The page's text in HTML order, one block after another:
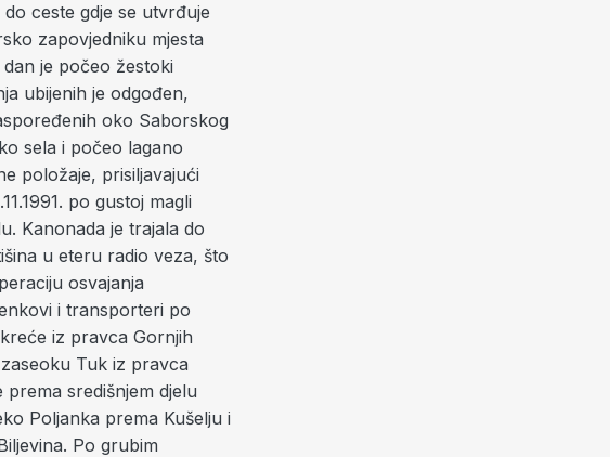
ceste gdje se utvrđuje
zapovjedniku mjesta
je počeo žestoki
ubijenih je odgođen,
oko Saborskog
sela i počeo lagano
položaje, prisiljavajući
po gustoj magli
Kanonada je trajala do
u eteru radio veza, što
osvajanja
i transporteri po
iz pravca Gornjih
Tuk iz pravca
središnjem djelu
Poljanka prema Kušelju i
Po grubim